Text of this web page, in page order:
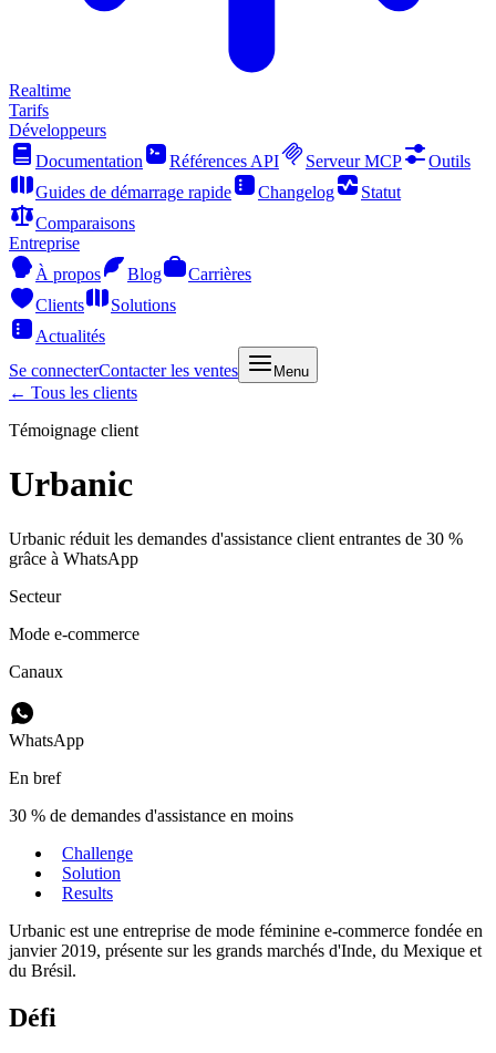
Realtime
Tarifs
Développeurs
Documentation
Références API Serveur MCP
Outils
Guides de démarrage rapide
Changelog
Statut
Comparaisons
Entreprise
À propos
Blog
Carrières
Clients
Solutions
Actualités
Se connecterContacter les ventes Menu
← Tous les clients
Témoignage client
Urbanic
Urbanic réduit les demandes d'assistance client entrantes de 30 %
grâce à WhatsApp
Secteur
Mode e-commerce
Canaux
WhatsApp
En bref
30 % de demandes d'assistance en moins
Challenge
Solution
Results
Urbanic est une entreprise de mode féminine e-commerce fondée en
janvier 2019, présente sur les grands marchés d'Inde, du Mexique et
du Brésil.
Défi